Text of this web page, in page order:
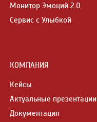
Монитор Эмоций 2.0
Сервис с Улыбкой
КОМПАНИЯ
Кейсы
Актуальные презентации
Документация